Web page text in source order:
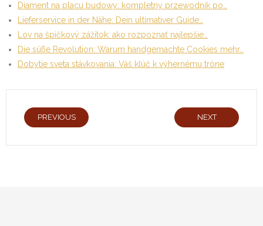
Diament na placu budowy: kompletny przewodnik po…
Lieferservice in der Nähe: Dein ultimativer Guide…
Lov na špičkový zážitok: ako rozpoznať najlepšie…
Die süße Revolution: Warum handgemachte Cookies mehr…
Dobytie sveta stávkovania: Váš kľúč k výhernému tróne
PREVIOUS NEXT